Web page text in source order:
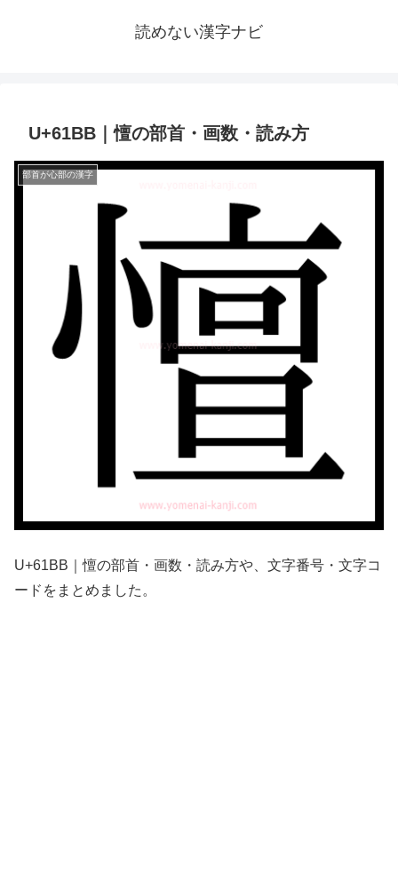
読めない漢字ナビ
U+61BB｜憻の部首・画数・読み方
部首が心部の漢字
U+61BB｜憻の部首・画数・読み方や、文字番号・文字コ
ードをまとめました。